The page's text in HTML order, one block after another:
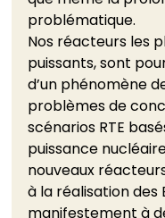
problématique.
Nos réacteurs les
puissants, sont
d’un phénomène
problèmes de
scénarios RTE
puissance
nouveaux
à la réalisation des
manifestement à